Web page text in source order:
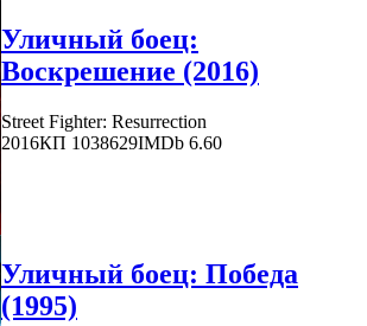
Уличный боец:
Воскрешение (2016)
Street Fighter: Resurrection
2016КП 1038629IMDb 6.60
Уличный боец: Победа
(1995)